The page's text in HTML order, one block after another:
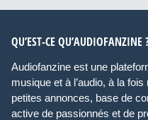
QU’EST-CE QU’AUDIOFANZINE
Audiofanzine est une
musique et à l’audio, à la
petites annonces, base de
active de passionnés et de